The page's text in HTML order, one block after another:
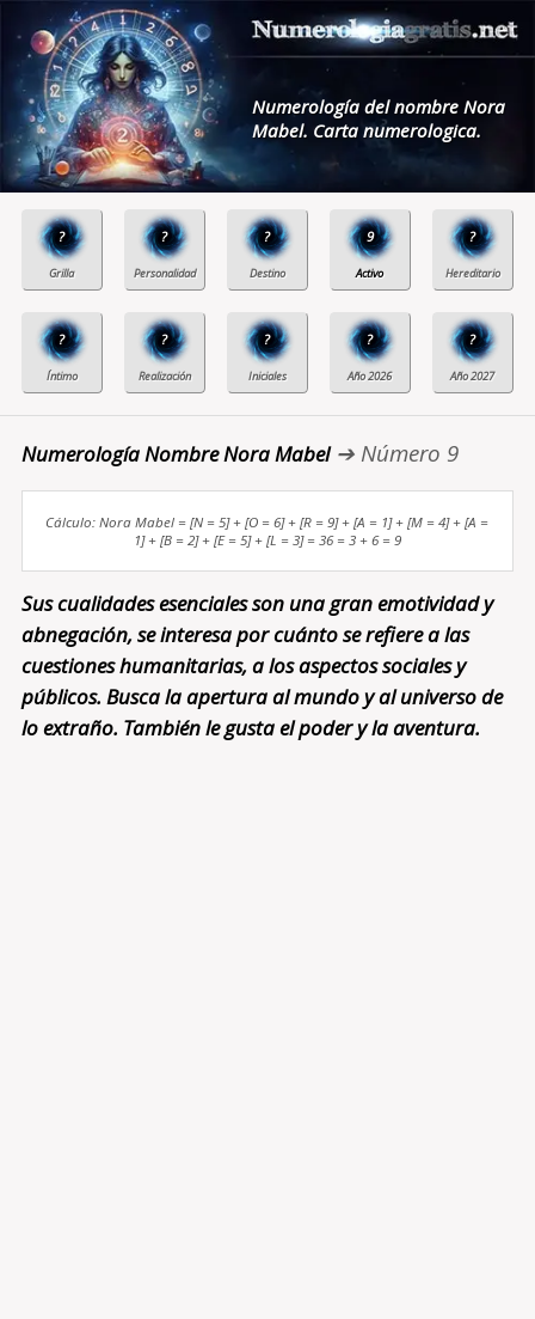
Numerología del nombre Nora
Mabel. Carta numerologica.
? ? ? 9 ?
? ? ? ? ?
Numerología Nombre Nora Mabel➔ Número 9
Cálculo: Nora Mabel = [N = 5] + [O = 6] + [R = 9] + [A = 1] + [M = 4] + [A =
1] + [B = 2] + [E = 5] + [L = 3] = 36 = 3 + 6 = 9
Sus cualidades esenciales son una gran emotividad y
abnegación, se interesa por cuánto se refiere a las
cuestiones humanitarias, a los aspectos sociales y
públicos. Busca la apertura al mundo y al universo de
lo extraño. También le gusta el poder y la aventura.